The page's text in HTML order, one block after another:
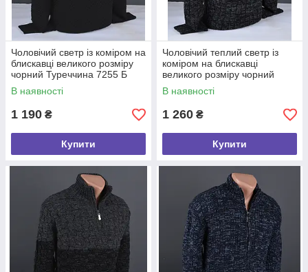
Чоловічий светр із коміром на
блискавці великого розміру
чорний Туреччина 7255 Б
В наявності
1 190 ₴
Купити
Чоловічий теплий светр із
коміром на блискавці
великого розміру чорний
Туреччина 7177 Б
В наявності
1 260 ₴
Купити